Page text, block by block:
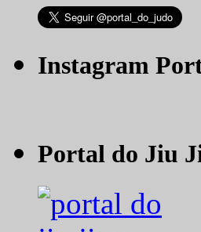
Instagram
Portal do Jiu